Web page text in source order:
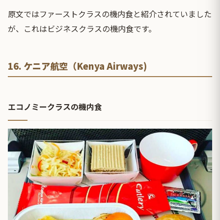
原文ではファーストクラスの機内食と紹介されていました
が、これはビジネスクラスの機内食です。
16. ケニア航空（Kenya Airways)
エコノミークラスの機内食